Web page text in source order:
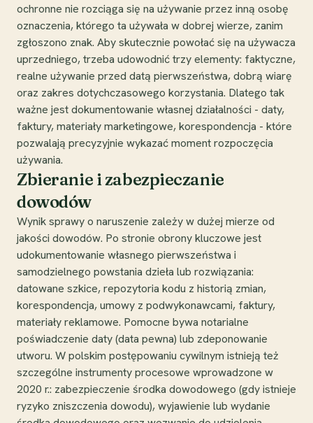
ochronne nie rozciąga się na używanie przez inną osobę
oznaczenia, którego ta używała w dobrej wierze, zanim
zgłoszono znak. Aby skutecznie powołać się na używacza
uprzedniego, trzeba udowodnić trzy elementy: faktyczne,
realne używanie przed datą pierwszeństwa, dobrą wiarę
oraz zakres dotychczasowego korzystania. Dlatego tak
ważne jest dokumentowanie własnej działalności - daty,
faktury, materiały marketingowe, korespondencja - które
pozwalają precyzyjnie wykazać moment rozpoczęcia
używania.
Zbieranie i zabezpieczanie
dowodów
Wynik sprawy o naruszenie zależy w dużej mierze od
jakości dowodów. Po stronie obrony kluczowe jest
udokumentowanie własnego pierwszeństwa i
samodzielnego powstania dzieła lub rozwiązania:
datowane szkice, repozytoria kodu z historią zmian,
korespondencja, umowy z podwykonawcami, faktury,
materiały reklamowe. Pomocne bywa notarialne
poświadczenie daty (data pewna) lub zdeponowanie
utworu. W polskim postępowaniu cywilnym istnieją też
szczególne instrumenty procesowe wprowadzone w
2020 r.: zabezpieczenie środka dowodowego (gdy istnieje
ryzyko zniszczenia dowodu), wyjawienie lub wydanie